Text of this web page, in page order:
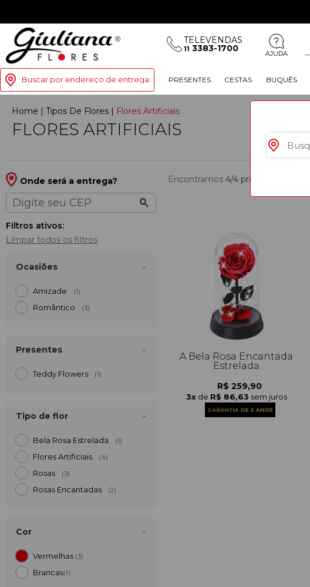
TELEVENDAS
11 3383-1700 AJUDA
Buscar por endereço de entrega PRESENTES CESTAS BUQUÊS
Home | Tipos De Flores | Flores Artificiais
FLORES ARTIFICIAIS
Onde será a entrega?
Filtros ativos:
Limpar todos os filtros
Ocasiões
Amizade (1)
Romântico (3)
Presentes
Teddy Flowers (1)
Tipo de flor
Bela Rosa Estrelada (1)
Flores Artificiais (4)
Rosas (3)
Rosas Encantadas (2)
Cor
Vermelhas (3)
Brancas(1)
Encontramos 4/4 produtos
A Bela Rosa Encantada
Estrelada
R$ 259,90
3x de R$ 86,63 sem juros